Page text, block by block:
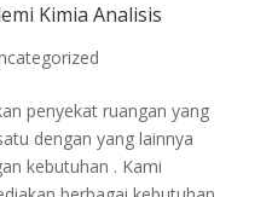
Kimia Analisis
penyekat ruangan yang
dengan yang lainnya
kebutuhan . Kami